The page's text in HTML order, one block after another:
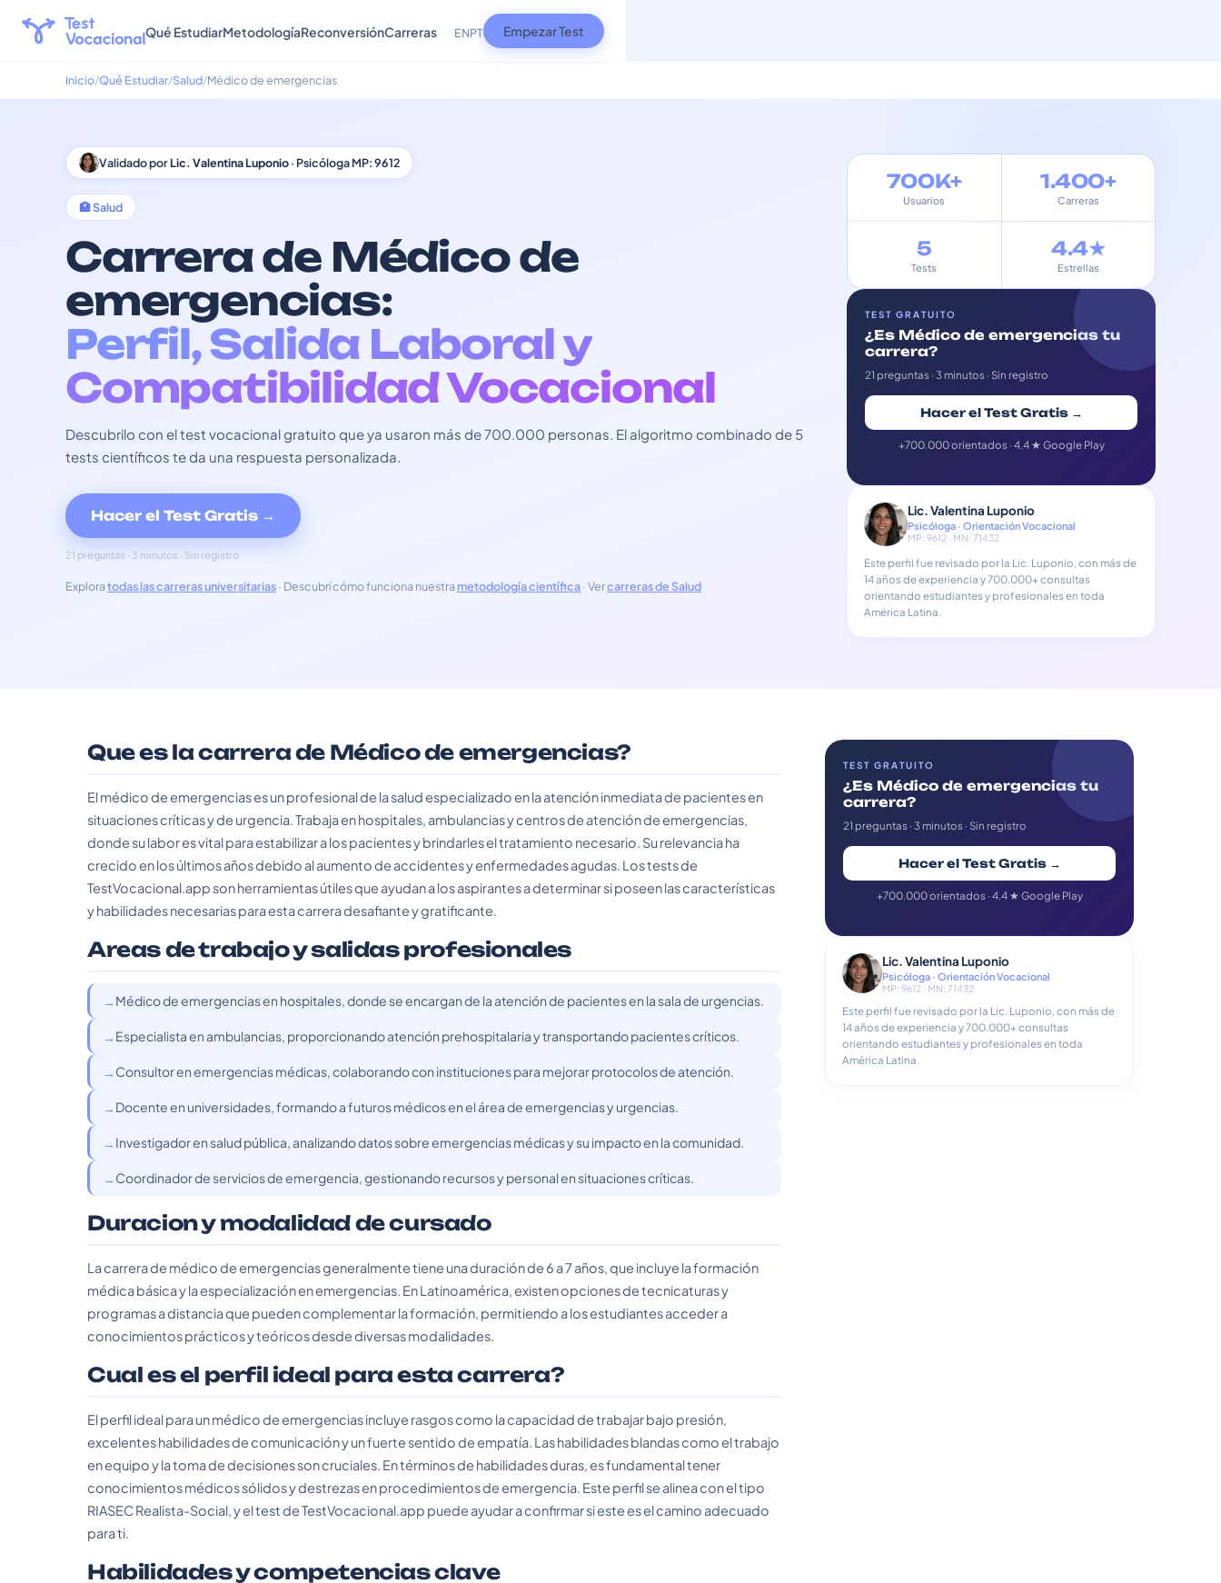
Qué EstudiarMetodologíaReconversiónCarreras ENPT Empezar Test
Inicio Qué Estudiar Salud Médico de emergencias
Validado porLic. Valentina Luponio· Psicóloga MP: 9612
🏥 Salud
Carrera de Médico de
emergencias:
Perfil, Salida Laboral y
Compatibilidad Vocacional
Descubrilo con el test vocacional gratuito que ya usaron más de 700.000 personas. El algoritmo combinado de 5
tests científicos te da una respuesta personalizada.
Hacer el Test Gratis →
21 preguntas · 3 minutos · Sin registro
Exploratodas las carreras universitarias· Descubrí cómo funciona nuestra metodología científica· Vercarreras de Salud
700K+
Usuarios
1.400+
Carreras
5
Tests
4.4★
Estrellas
TEST GRATUITO
¿Es Médico de emergencias tu
carrera?
21 preguntas · 3 minutos · Sin registro
Hacer el Test Gratis →
+700.000 orientados · 4.4 ★ Google Play
Lic. Valentina Luponio
Psicóloga · Orientación Vocacional
MP: 9612 · MN: 71432
Este perfil fue revisado por la Lic. Luponio, con más de
14 años de experiencia y 700.000+ consultas
orientando estudiantes y profesionales en toda
América Latina.
Que es la carrera de Médico de emergencias?
El médico de emergencias es un profesional de la salud especializado en la atención inmediata de pacientes en
situaciones críticas y de urgencia. Trabaja en hospitales, ambulancias y centros de atención de emergencias,
donde su labor es vital para estabilizar a los pacientes y brindarles el tratamiento necesario. Su relevancia ha
crecido en los últimos años debido al aumento de accidentes y enfermedades agudas. Los tests de
TestVocacional.app son herramientas útiles que ayudan a los aspirantes a determinar si poseen las características
y habilidades necesarias para esta carrera desafiante y gratificante.
Areas de trabajo y salidas profesionales
Médico de emergencias en hospitales, donde se encargan de la atención de pacientes en la sala de urgencias.
Especialista en ambulancias, proporcionando atención prehospitalaria y transportando pacientes críticos.
Consultor en emergencias médicas, colaborando con instituciones para mejorar protocolos de atención.
Docente en universidades, formando a futuros médicos en el área de emergencias y urgencias.
Investigador en salud pública, analizando datos sobre emergencias médicas y su impacto en la comunidad.
Coordinador de servicios de emergencia, gestionando recursos y personal en situaciones críticas.
Duracion y modalidad de cursado
La carrera de médico de emergencias generalmente tiene una duración de 6 a 7 años, que incluye la formación
médica básica y la especialización en emergencias. En Latinoamérica, existen opciones de tecnicaturas y
programas a distancia que pueden complementar la formación, permitiendo a los estudiantes acceder a
conocimientos prácticos y teóricos desde diversas modalidades.
Cual es el perfil ideal para esta carrera?
El perfil ideal para un médico de emergencias incluye rasgos como la capacidad de trabajar bajo presión,
excelentes habilidades de comunicación y un fuerte sentido de empatía. Las habilidades blandas como el trabajo
en equipo y la toma de decisiones son cruciales. En términos de habilidades duras, es fundamental tener
conocimientos médicos sólidos y destrezas en procedimientos de emergencia. Este perfil se alinea con el tipo
RIASEC Realista-Social, y el test de TestVocacional.app puede ayudar a confirmar si este es el camino adecuado
para ti.
Habilidades y competencias clave
TEST GRATUITO
¿Es Médico de emergencias tu
carrera?
21 preguntas · 3 minutos · Sin registro
Hacer el Test Gratis →
+700.000 orientados · 4.4 ★ Google Play
Lic. Valentina Luponio
Psicóloga · Orientación Vocacional
MP: 9612 · MN: 71432
Este perfil fue revisado por la Lic. Luponio, con más de
14 años de experiencia y 700.000+ consultas
orientando estudiantes y profesionales en toda
América Latina.